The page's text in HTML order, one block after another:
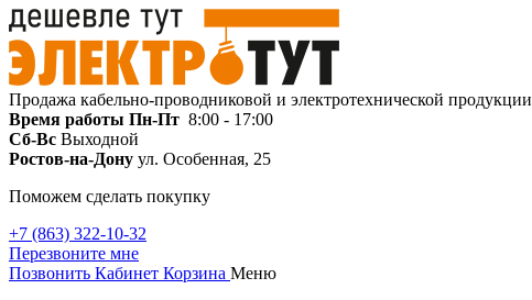
Продажа кабельно-проводниковой и электротехнической продукции
Время работы Пн-Пт 8:00 - 17:00
Сб-Вс Выходной
Ростов-на-Дону ул. Особенная, 25
Поможем сделать покупку
+7 (863) 322-10-32
Перезвоните мне
Позвонить Кабинет Корзина Меню